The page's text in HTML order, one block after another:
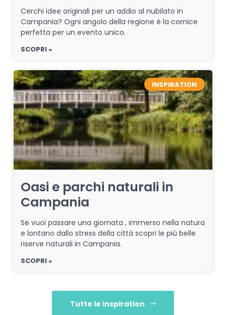
Cerchi idee originali per un addio al nubilato in
Campania? Ogni angolo della regione è la cornice
perfetta per un evento unico.
SCOPRI »
INSPIRATION
Oasi e parchi naturali in
Campania
Se vuoi passare una giornata , immerso nella natura
e lontano dallo stress della città scopri le più belle
riserve naturali in Campania.
SCOPRI »
Tutte le Inspiration